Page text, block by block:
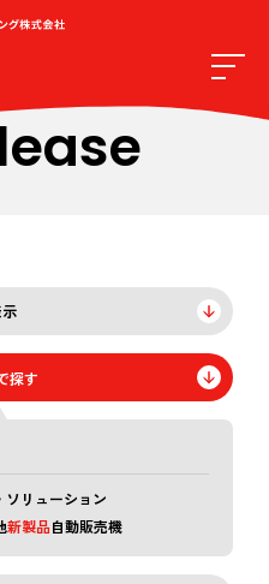
探す
ソリューション
新製品自動販売機